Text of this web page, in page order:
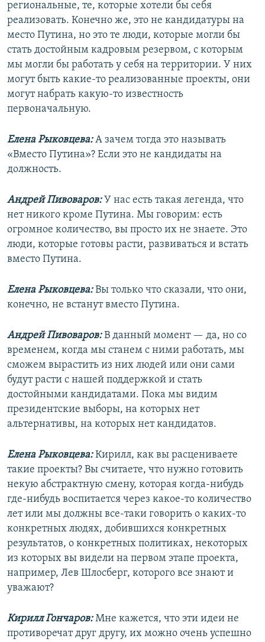
региональные, те, которые хотели бы себя
реализовать. Конечно же, это не кандидатуры на
место Путина, но это те люди, которые могли бы
стать достойным кадровым резервом, с которым
мы могли бы работать у себя на территории. У них
могут быть какие-то реализованные проекты, они
могут набрать какую-то известность
первоначальную.
Елена Рыковцева:А зачем тогда это называть
«Вместо Путина»? Если это не кандидаты на
должность.
Андрей Пивоваров: У нас есть такая легенда, что
нет никого кроме Путина. Мы говорим: есть
огромное количество, вы просто их не знаете. Это
люди, которые готовы расти, развиваться и встать
вместо Путина.
Елена Рыковцева:Вы только что сказали, что они,
конечно, не встанут вместо Путина.
Андрей Пивоваров:В данный момент — да, но со
временем, когда мы станем с ними работать, мы
сможем вырастить из них людей или они сами
будут расти с нашей поддержкой и стать
достойными кандидатами. Пока мы видим
президентские выборы, на которых нет
альтернативы, на которых нет кандидатов.
Елена Рыковцева:Кирилл, как вы расцениваете
такие проекты? Вы считаете, что нужно готовить
некую абстрактную смену, которая когда-нибудь
где-нибудь воспитается через какое-то количество
лет или мы должны все-таки говорить о каких-то
конкретных людях, добившихся конкретных
результатов, о конкретных политиках, некоторых
из которых вы видели на первом этапе проекта,
например, Лев Шлосберг, которого все знают и
уважают?
Кирилл Гончаров:Мне кажется, что эти идеи не
противоречат друг другу, их можно очень успешно